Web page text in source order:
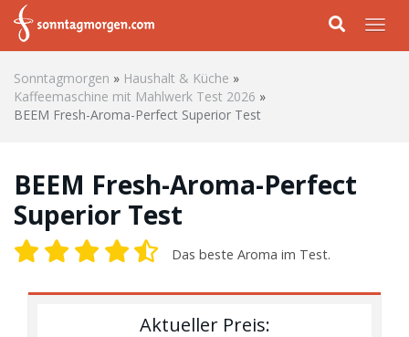
Skip to main content
Sonntagmorgen » Haushalt & Küche »
Kaffeemaschine mit Mahlwerk Test 2026 »
BEEM Fresh-Aroma-Perfect Superior Test
BEEM Fresh-Aroma-Perfect
Superior Test
Das beste Aroma im Test.
Aktueller Preis: